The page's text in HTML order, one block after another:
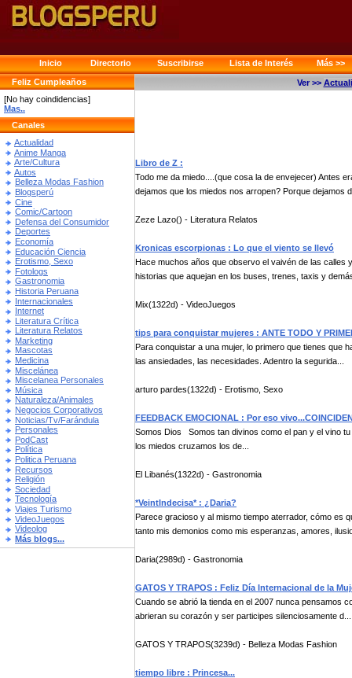
Inicio Directorio Suscribirse Lista de Interés
Más >>
Feliz Cumpleaños
[No hay coindidencias]
Mas..
Canales
Actualidad
Anime Manga
Arte/Cultura
Autos
Belleza Modas Fashion
Blogsperú
Cine
Comic/Cartoon
Defensa del Consumidor
Deportes
Economía
Educación Ciencia
Erotismo, Sexo
Fotologs
Gastronomia
Historia Peruana
Internacionales
Internet
Literatura Crítica
Literatura Relatos
Marketing
Mascotas
Medicina
Miscelánea
Miscelanea Personales
Música
Naturaleza/Animales
Negocios Corporativos
Noticias/Tv/Farándula
Personales
PodCast
Política
Politica Peruana
Recursos
Religión
Sociedad
Tecnología
Viajes Turismo
VideoJuegos
Videolog
Más blogs...
Ver >>
Libro de Z :
Todo me da miedo....(que cosa la de envejecer) Antes
dejamos que los miedos nos arropen? Porque dejamos
Zeze Lazo() - Literatura Relatos
Kronicas escorpionas : Lo que el viento se llevó
Hace muchos años que observo el vaivén de las calles
historias que aquejan en los buses, trenes, taxis y
Mix(1322d) - VideoJuegos
tips para conquistar mujeres : ANTE TODO Y
Para conquistar a una mujer, lo primero que tienes que
las ansiedades, las necesidades. Adentro la segurida...
arturo pardes(1322d) - Erotismo, Sexo
FEEDBACK EMOCIONAL : Por eso
Somos Dios Somos tan divinos como el pan y el vino
los miedos cruzamos los de...
El Libanés(1322d) - Gastronomia
*VeintIndecisa* : ¿Daria?
Parece gracioso y al mismo tiempo aterrador, cómo es
tanto mis demonios como mis esperanzas, amores,
Daria(2989d) - Gastronomia
GATOS Y TRAPOS : Feliz Día Internacional de la
Cuando se abrió la tienda en el 2007 nunca pensamos
abrieran su corazón y ser participes silenciosamente d...
GATOS Y TRAPOS(3239d) - Belleza Modas Fashion
tiempo libre : Princesa...